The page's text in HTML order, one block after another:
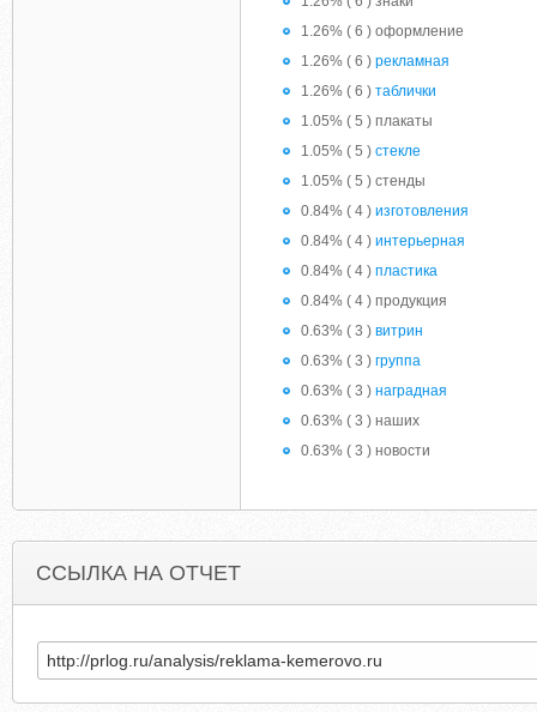
1.26% ( 6 ) оформление
1.26% ( 6 ) рекламная
1.26% ( 6 ) таблички
1.05% ( 5 ) плакаты
1.05% ( 5 ) стекле
1.05% ( 5 ) стенды
0.84% ( 4 ) изготовления
0.84% ( 4 ) интерьерная
0.84% ( 4 ) пластика
0.84% ( 4 ) продукция
0.63% ( 3 ) витрин
0.63% ( 3 ) группа
0.63% ( 3 ) наградная
0.63% ( 3 ) наших
0.63% ( 3 ) новости
ССЫЛКА НА ОТЧЕТ